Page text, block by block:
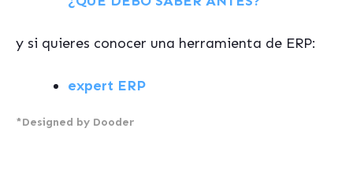
y si quieres conocer una herramienta de ERP:
expert ERP
*Designed by Dooder